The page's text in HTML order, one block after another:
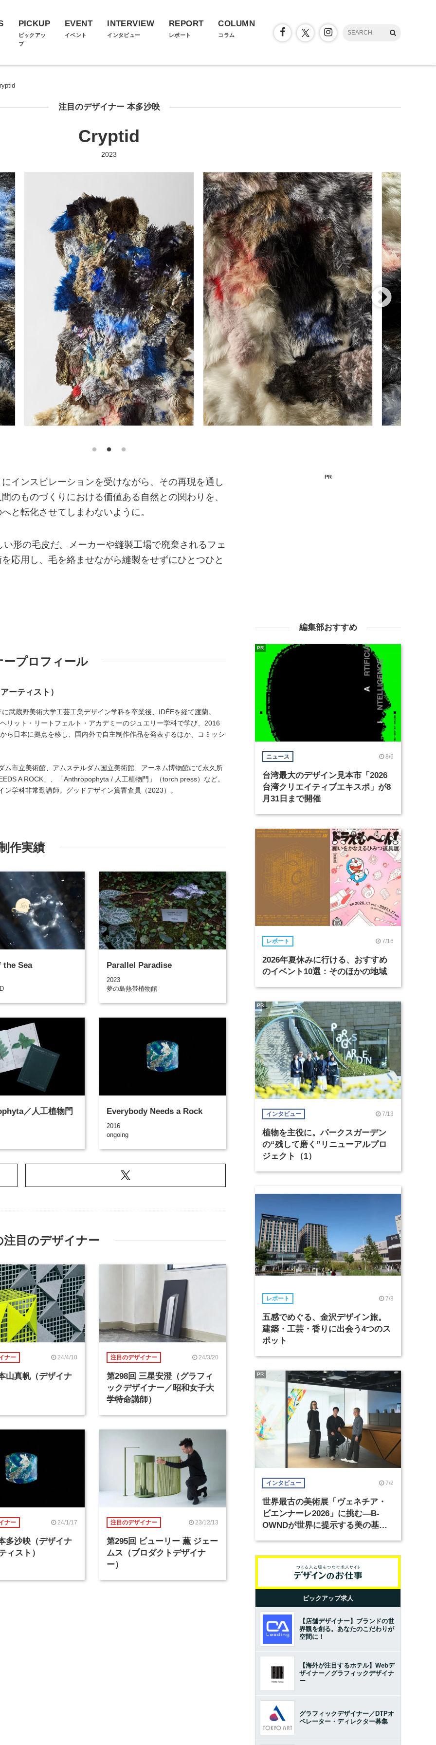
PICKUP
ピックアッ
プ
EVENT
イベント
INTERVIEW
インタビュー
REPORT
レポート
COLUMN
コラム
注目のデザイナー 本多沙映
Cryptid
2023
インスピレーションを受けながら、その再現を通し
のものづくりにおける価値ある自然との関わりを、
と転化させてしまわないように。
形の毛皮だ。メーカーや縫製工場で廃棄されるフェ
応用し、毛を絡ませながら縫製をせずにひとつひと
プロフィール
ーティスト）
武蔵野美術大学工芸工業デザイン学科を卒業後、IDÉEを経て渡蘭。
リット・リートフェルト・アカデミーのジュエリー学科で学び、2016
ら日本に拠点を移し、国内外で自主制作作品を発表するほか、コミッシ
ム市立美術館、アムステルダム国立美術館、アーネム博物館にて永久所
A ROCK」、「Anthropophyta / 人工植物門」（torch press）など。
ン学科非常勤講師。グッドデザイン賞審査員（2023）。
作実績
the Sea Parallel Paradise
2023
夢の島熱帯植物館
／人工植物門 Everybody Needs a Rock
2016
ongoing
目のデザイナー
ナー 24/4/10
山真帆（デザイナ
注目のデザイナー 24/3/20
第298回 三星安澄（グラフィ
ックデザイナー／昭和女子大
学特命講師）
ナー 24/1/17
多沙映（デザイナ
ィスト）
注目のデザイナー 23/12/13
第295回 ビューリー 薫 ジェー
ムス（プロダクトデザイナ
ー）
PR
編集部おすすめ
ニュース 8/6
台湾最大のデザイン見本市「2026
台湾クリエイティブエキスポ」が8
月31日まで開催
PR
レポート 7/16
2026年夏休みに行ける、おすすめ
のイベント10選：そのほかの地域
インタビュー 7/13
植物を主役に。パークスガーデン
の“残して磨く”リニューアルプロ
ジェクト（1）
PR
レポート 7/8
五感でめぐる、金沢デザイン旅。
建築・工芸・香りに出会う4つのス
ポット
インタビュー 7/2
世界最古の美術展「ヴェネチア・
ビエンナーレ2026」に挑む―B-
OWNDが世界に提示する美の基準
PR
ピックアップ求人
【店舗デザイナー】ブランドの世
界観を創る。あなたのこだわりが
空間に！
【海外が注目するホテル】Webデ
ザイナー／グラフィックデザイナ
ー
グラフィックデザイナー／DTPオ
ペレーター・ディレクター募集